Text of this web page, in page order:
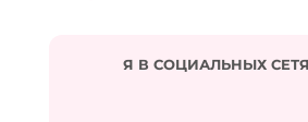
Я В СОЦИАЛЬНЫХ